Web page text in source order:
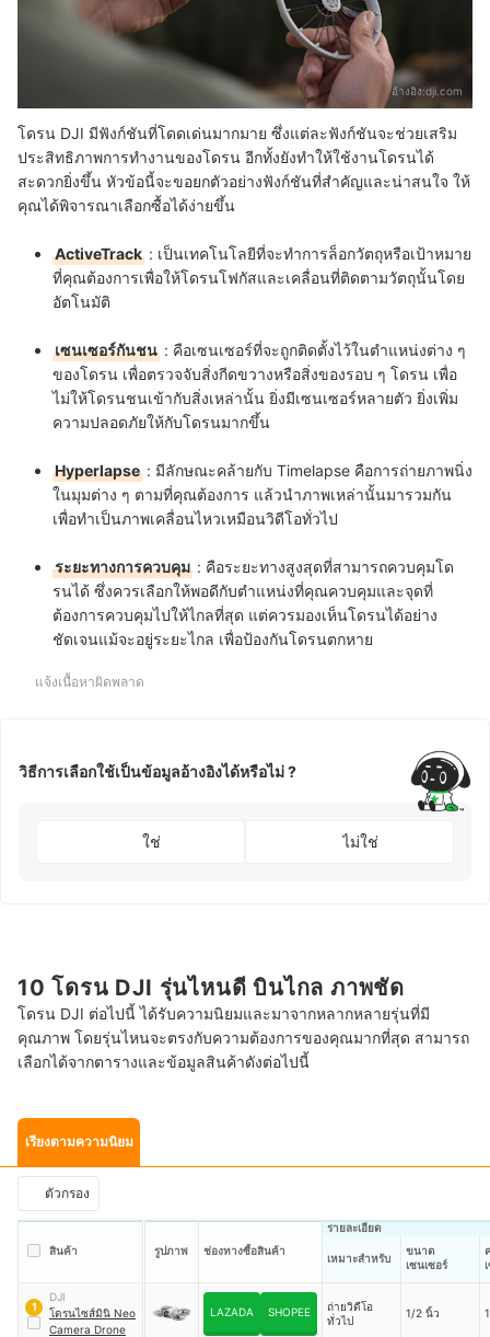
อ้างอิง:dji.com
โดรน DJI มีฟังก์ชันที่โดดเด่นมากมาย ซึ่งแต่ละฟังก์ชันจะช่วยเสริม
ประสิทธิภาพการทำงานของโดรน อีกทั้งยังทำให้ใช้งานโดรนได้
สะดวกยิ่งขึ้น หัวข้อนี้จะขอยกตัวอย่างฟังก์ชันที่สำคัญและน่าสนใจ ให้
คุณได้พิจารณาเลือกซื้อได้ง่ายขึ้น
ActiveTrack : เป็นเทคโนโลยีที่จะทำการล็อกวัตถุหรือเป้าหมาย
ที่คุณต้องการเพื่อให้โดรนโฟกัสและเคลื่อนที่ติดตามวัตถุนั้นโดย
อัตโนมัติ
เซนเซอร์กันชน : คือเซนเซอร์ที่จะถูกติดตั้งไว้ในตำแหน่งต่าง ๆ
ของโดรน เพื่อตรวจจับสิ่งกีดขวางหรือสิ่งของรอบ ๆ โดรน เพื่อ
ไม่ให้โดรนชนเข้ากับสิ่งเหล่านั้น ยิ่งมีเซนเซอร์หลายตัว ยิ่งเพิ่ม
ความปลอดภัยให้กับโดรนมากขึ้น
Hyperlapse : มีลักษณะคล้ายกับ Timelapse คือการถ่ายภาพนิ่ง
ในมุมต่าง ๆ ตามที่คุณต้องการ แล้วนำภาพเหล่านั้นมารวมกัน
เพื่อทำเป็นภาพเคลื่อนไหวเหมือนวิดีโอทั่วไป
ระยะทางการควบคุม : คือระยะทางสูงสุดที่สามารถควบคุมโด
รนได้ ซึ่งควรเลือกให้พอดีกับตำแหน่งที่คุณควบคุมและจุดที่
ต้องการควบคุมไปให้ไกลที่สุด แต่ควรมองเห็นโดรนได้อย่าง
ชัดเจนแม้จะอยู่ระยะไกล เพื่อป้องกันโดรนตกหาย
แจ้งเนื้อหาผิดพลาด
วิธีการเลือกใช้เป็นข้อมูลอ้างอิงได้หรือไม่ ?
ใช่ ไม่ใช่
10 โดรน DJI รุ่นไหนดี บินไกล ภาพชัด
โดรน DJI ต่อไปนี้ ได้รับความนิยมและมาจากหลากหลายรุ่นที่มี
คุณภาพ โดยรุ่นไหนจะตรงกับความต้องการของคุณมากที่สุด สามารถ
เลือกได้จากตารางและข้อมูลสินค้าดังต่อไปนี้
เรียงตามความนิยม
ตัวกรอง
สินค้า รูปภาพ ช่องทางซื้อสินค้า
รายละเอียด
เหมาะสำหรับ
ขนาด
เซนเซอร์
1
DJI
โดรนไซส์มินิ Neo
Camera Drone
LAZADA SHOPEE
ถ่ายวิดีโอ
ทั่วไป
1/2 นิ้ว